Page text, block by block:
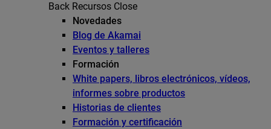
Back Recursos Close
Novedades
Blog de Akamai
Eventos y talleres
Formación
White papers, libros electrónicos, vídeos,
informes sobre productos
Historias de clientes
Formación y certificación